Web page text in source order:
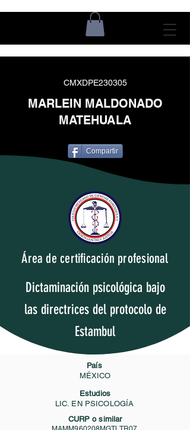
CMXDPE230305
MARLEIN MALDONADO
MATEHUALA
Compartir
Área de certificación profesional
Dictaminación psicológica bajo
las directrices del protocolo de
Estambul
País
MÉXICO
Estudios
LIC. EN PSICOLOGÍA
CURP o similar